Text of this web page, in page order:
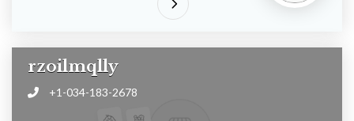
rzoilmqlly
+1-034-183-2678